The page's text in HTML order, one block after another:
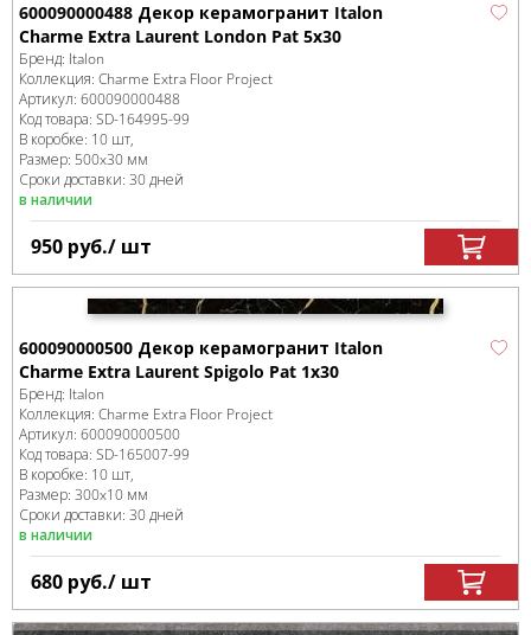
600090000488 Декор керамогранит Italon
Charme Extra Laurent London Pat 5x30
Бренд: Italon
Коллекция: Charme Extra Floor Project
Артикул: 600090000488
Код товара: SD-164995-99
В коробке: 10 шт,
Размер: 500x30 мм
Сроки доставки: 30 дней
в наличии
950 руб./ шт
600090000500 Декор керамогранит Italon
Charme Extra Laurent Spigolo Pat 1x30
Бренд: Italon
Коллекция: Charme Extra Floor Project
Артикул: 600090000500
Код товара: SD-165007-99
В коробке: 10 шт,
Размер: 300x10 мм
Сроки доставки: 30 дней
в наличии
680 руб./ шт